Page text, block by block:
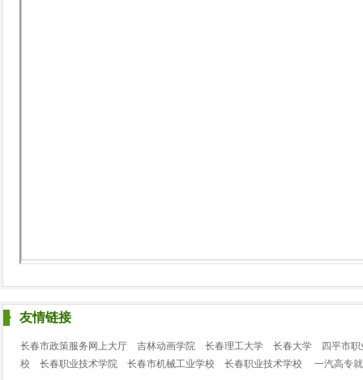
友情链接
长春市政策服务网上大厅 吉林动画学院 长春理工大学 长春大学
四平市
校
长春职业技术学院 长春市机械工业学校 长春职业技术学校 一汽高专